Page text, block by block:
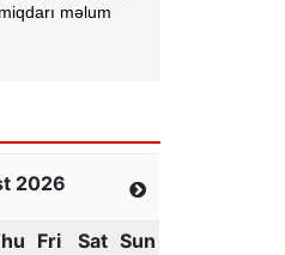
məlum
2026
Fri Sat Sun